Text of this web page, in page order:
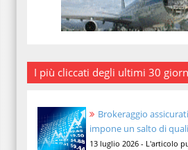
I più cliccati degli ultimi 30
Brokeraggio
impone un salto di
13 luglio 2026 - L'articolo